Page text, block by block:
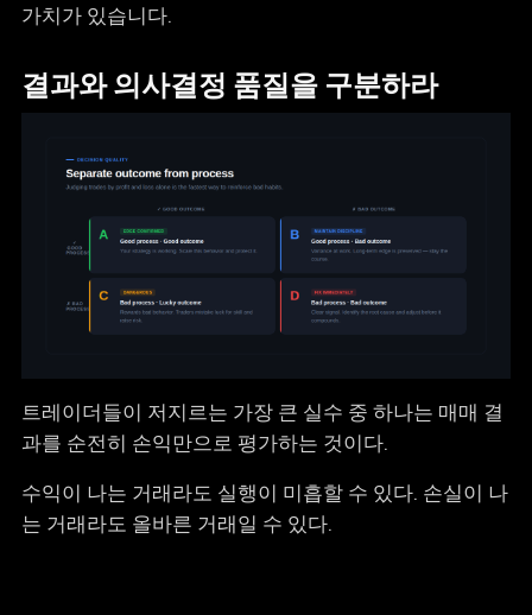
가치가 있습니다.
결과와 의사결정 품질을 구분하라
트레이더들이 저지르는 가장 큰 실수 중 하나는 매매 결
과를 순전히 손익만으로 평가하는 것이다.
수익이 나는 거래라도 실행이 미흡할 수 있다. 손실이 나
는 거래라도 올바른 거래일 수 있다.